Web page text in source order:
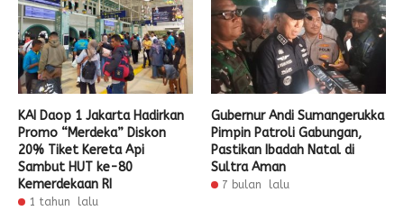
KAI Daop 1 Jakarta Hadirkan
Promo “Merdeka” Diskon
20% Tiket Kereta Api
Sambut HUT ke-80
Kemerdekaan RI
1 tahun lalu
Gubernur Andi Sumangerukka
Pimpin Patroli Gabungan,
Pastikan Ibadah Natal di
Sultra Aman
7 bulan lalu